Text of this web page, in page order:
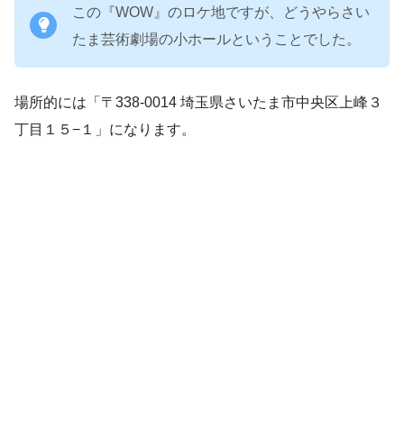
この『WOW』のロケ地ですが、どうやらさい
たま芸術劇場の小ホールということでした。
場所的には「〒338-0014 埼玉県さいたま市中央区上峰３
丁目１５−１」になります。